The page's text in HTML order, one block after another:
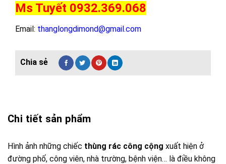
Ms Tuyết 0932.369.068
Email: thanglongdimond@gmail.com
Chi tiết sản phẩm
Hình ảnh những chiếc thùng rác công cộng xuất hiện ở
đường phố, công viên, nhà trường, bệnh viện… là điều không